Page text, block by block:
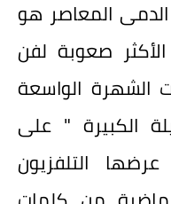
المعاصر هو
الأكثر صعوبة لفن
الشهرة الواسعة
الكبيرة " على
التلفزيون